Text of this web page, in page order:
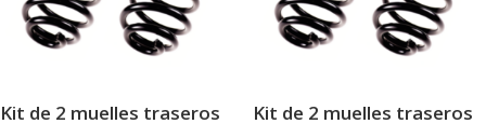
Kit de 2 muelles traseros
Kit de 2 muelles traseros